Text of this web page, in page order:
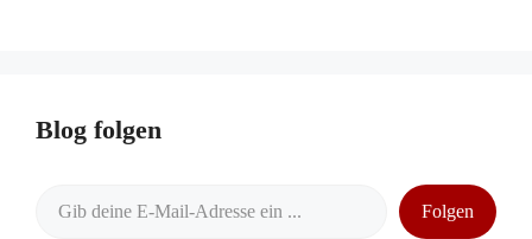
Blog folgen
Folgen